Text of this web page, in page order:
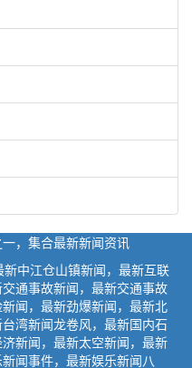
，集合最新新闻资讯
中江仓山镇新闻，最新互联
通事故新闻，最新交通事故
闻，最新劲爆新闻，最新北
湾新闻龙卷风，最新国内石
新闻，最新太空新闻，最新
闻事件，最新娱乐新闻八